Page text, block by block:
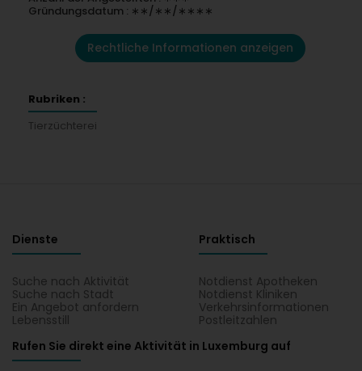
Gründungsdatum : ∗∗/∗∗/∗∗∗∗
Rechtliche Informationen anzeigen
Rubriken :
Tierzüchterei
Dienste
Suche nach Aktivität
Suche nach Stadt
Ein Angebot anfordern
Lebensstill
Praktisch
Notdienst Apotheken
Notdienst Kliniken
Verkehrsinformationen
Postleitzahlen
Rufen Sie direkt eine Aktivität in Luxemburg auf